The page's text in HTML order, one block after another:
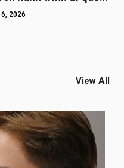
2026
View All